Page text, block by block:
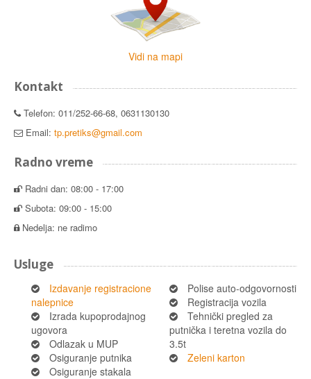
Vidi na mapi
Kontakt
Telefon: 011/252-66-68, 0631130130
Email: tp.pretiks@gmail.com
Radno vreme
Radni dan: 08:00 - 17:00
Subota: 09:00 - 15:00
Nedelja: ne radimo
Usluge
Izdavanje registracione
nalepnice
Izrada kupoprodajnog
ugovora
Odlazak u MUP
Osiguranje putnika
Osiguranje stakala
Polise auto-odgovornosti
Registracija vozila
Tehnički pregled za
putnička i teretna vozila do
3.5t
Zeleni karton